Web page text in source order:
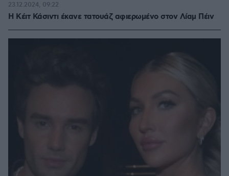
H Κέιτ Κάσιντι έκανε τατουάζ αφιερωμένο στον Λίαμ Πέιν
23.12.2024, 09:22